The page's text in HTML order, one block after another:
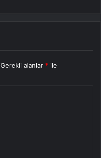
Gerekli alanlar * ile